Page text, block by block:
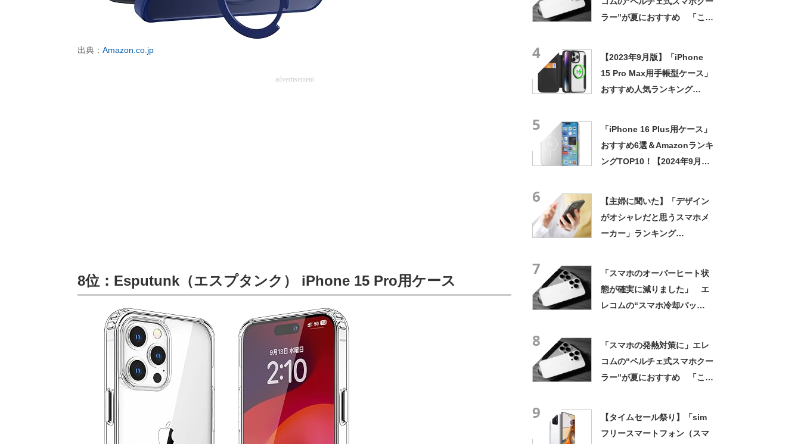
出典： Amazon.co.jp
advertisement
8位：Esputunk（エスプタンク） iPhone 15 Pro用ケース
ラー”が夏におすすめ 「これ
4
【2023年9月版】「iPhone
15 Pro Max用手帳型ケース」
おすすめ人気ランキング
5
「iPhone 16 Plus用ケース」
おすすめ6選＆Amazonランキ
ングTOP10！【2024年9月
6
【主婦に聞いた】「デザイン
がオシャレだと思うスマホメ
ーカー」ランキング
7
「スマホのオーバーヒート状
態が確実に減りました」 エ
レコムの“スマホ冷却パッ
8
「スマホの発熱対策に」エレ
コムの“ペルチェ式スマホクー
ラー”が夏におすすめ 「これ
9
【タイムセール祭り】「sim
フリースマートフォン（スマ